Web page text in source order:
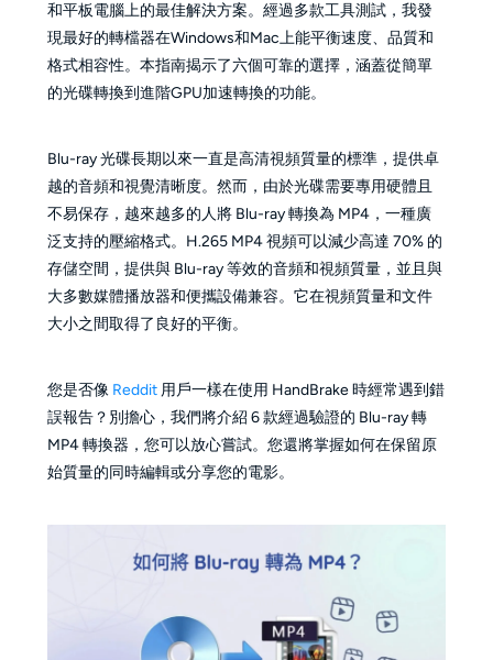
和平板電腦上的最佳解決方案。經過多款工具測試，我發
現最好的轉檔器在Windows和Mac上能平衡速度、品質和
格式相容性。本指南揭示了六個可靠的選擇，涵蓋從簡單
的光碟轉換到進階GPU加速轉換的功能。
Blu-ray 光碟長期以來一直是高清視頻質量的標準，提供卓
越的音頻和視覺清晰度。然而，由於光碟需要專用硬體且
不易保存，越來越多的人將 Blu-ray 轉換為 MP4，一種廣
泛支持的壓縮格式。H.265 MP4 視頻可以減少高達 70% 的
存儲空間，提供與 Blu-ray 等效的音頻和視頻質量，並且與
大多數媒體播放器和便攜設備兼容。它在視頻質量和文件
大小之間取得了良好的平衡。
您是否像 Reddit用戶一樣在使用 HandBrake 時經常遇到錯
誤報告？別擔心，我們將介紹 6 款經過驗證的 Blu-ray 轉
MP4 轉換器，您可以放心嘗試。您還將掌握如何在保留原
始質量的同時編輯或分享您的電影。